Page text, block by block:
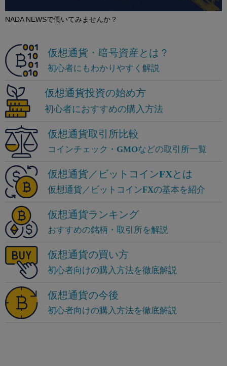
NADA NEWSで働いてみませんか？